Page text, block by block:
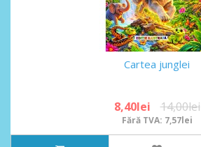
Cartea junglei
8,40lei 14,00lei
Fără TVA: 7,57lei